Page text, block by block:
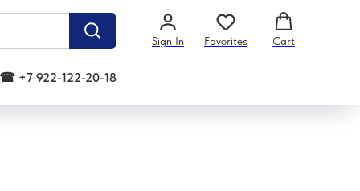
Sign In Favorites Cart
☎ +7 922-122-20-18